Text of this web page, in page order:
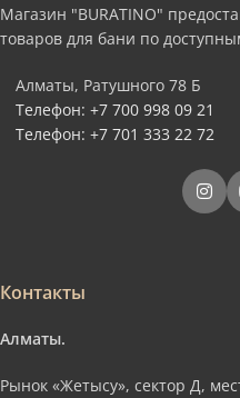
Магазин "BURATINO"
товаров для бани по
Алматы, Ратушного 78 Б
Телефон: +7 700 998 09 21
Телефон: +7 701 333 22 72
Контакты
Алматы.
Рынок «Жетысу», сектор Д,